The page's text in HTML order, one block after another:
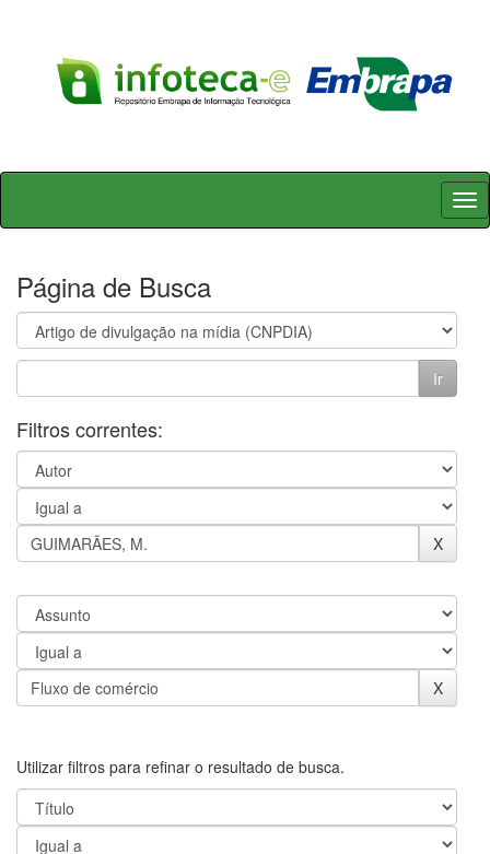
Skip
Página de Busca
Filtros correntes:
Utilizar filtros para refinar o resultado de busca.